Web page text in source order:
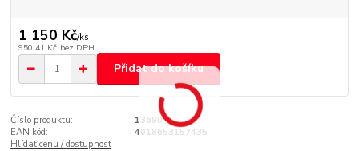
1 150 Kč/ks
950,41 Kč bez DPH
Přidat do košíku
Číslo produktu:
13690
EAN kód:
4018653157435
Hlídat cenu / dostupnost